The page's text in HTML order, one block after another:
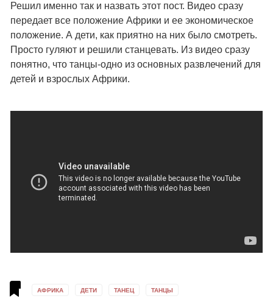
Решил именно так и назвать этот пост. Видео сразу
передает все положение Африки и ее экономическое
положение. А дети, как приятно на них было смотреть.
Просто гуляют и решили станцевать. Из видео сразу
понятно, что танцы-одно из основных развлечений для
детей и взрослых Африки.
АФРИКА ДЕТИ ТАНЕЦ ТАНЦЫ